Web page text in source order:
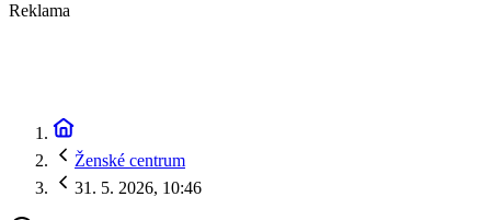
Reklama
Ženské centrum
31. 5. 2026, 10:46